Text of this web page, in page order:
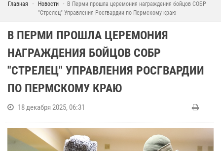
Главная Новости
В Перми прошла церемония награждения бойцов СОБР
"Стрелец" Управления Росгвардии по Пермскому краю
В ПЕРМИ ПРОШЛА ЦЕРЕМОНИЯ
НАГРАЖДЕНИЯ БОЙЦОВ СОБР
"СТРЕЛЕЦ" УПРАВЛЕНИЯ РОСГВАРДИИ
ПО ПЕРМСКОМУ КРАЮ
18 декабря 2025, 06:31